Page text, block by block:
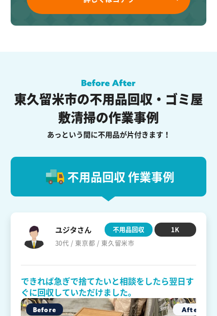
東久留米市の不用品回収・ゴミ屋
敷清掃の作業事例
あっという間に不用品が片付きます！
不用品回収 作業事例
ユジタさん
30代 / 東京都 / 東久留米市
不用品回収 1K
できれば急ぎで捨てたいと相談をしたら翌日す
ぐに回収していただけました。